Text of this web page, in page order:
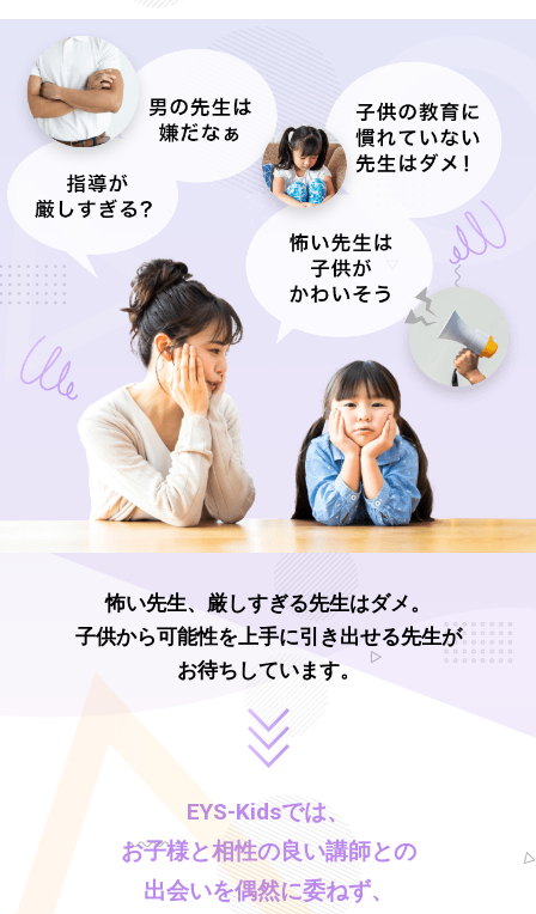
怖い先生、厳しすぎる先生はダメ。
子供から可能性を上手に引き出せる先生が
お待ちしています。
EYS-Kidsでは、
お子様と相性の良い講師との
出会いを偶然に委ねず、